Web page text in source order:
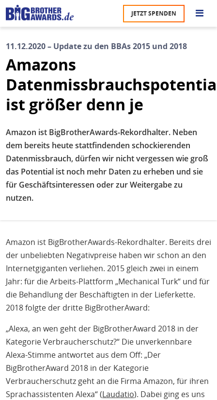
Direkt
zum
Inhalt
JETZT SPENDEN
11.12.2020 – Update zu den BBAs 2015 und 2018
Amazons
ist größer denn je
Amazon ist BigBrotherAwards-Rekordhalter. Neben
dem bereits heute stattfindenden schockierenden
Datenmissbrauch, dürfen wir nicht vergessen wie groß
das Potential ist noch mehr Daten zu erheben und sie
für Geschäftsinteressen oder zur Weitergabe zu
nutzen.
Amazon ist BigBrotherAwards-Rekordhalter. Bereits drei
der unbeliebten Negativpreise haben wir schon an den
Internetgiganten verliehen. 2015 gleich zwei in einem
Jahr: für die Arbeits-Plattform „Mechanical Turk“ und für
die Behandlung der Beschäftigten in der Lieferkette.
2018 folgte der dritte BigBrotherAward:
„Alexa, an wen geht der BigBrotherAward 2018 in der
Kategorie Verbraucherschutz?“ Die unverkennbare
Alexa-Stimme antwortet aus dem Off: „Der
BigBrotherAward 2018 in der Kategorie
Verbraucherschutz geht an die Firma Amazon, für ihren
Sprachassistenten Alexa“ (Laudatio). Dabei ging es uns